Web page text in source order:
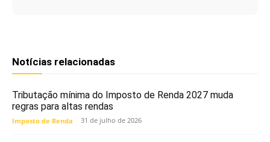
Notícias relacionadas
Tributação mínima do Imposto de Renda 2027 muda
regras para altas rendas
Imposto de Renda 31 de julho de 2026